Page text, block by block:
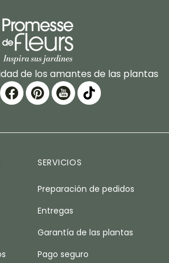
de los amantes de las plantas
SERVICIOS
Preparación de pedidos
Entregas
Garantía de las plantas
Pago seguro